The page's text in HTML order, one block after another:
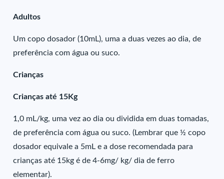
Adultos
Um copo dosador (10mL), uma a duas vezes ao dia, de
preferência com água ou suco.
Crianças
Crianças até 15Kg
1,0 mL/kg, uma vez ao dia ou dividida em duas tomadas,
de preferência com água ou suco. (Lembrar que ½ copo
dosador equivale a 5mL e a dose recomendada para
crianças até 15kg é de 4-6mg/ kg/ dia de ferro
elementar).